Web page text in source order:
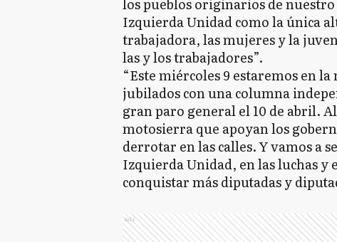
Izquierda Unidad como la única
trabajadora, las mujeres y la
las y los trabajadores”.
“Este miércoles 9 estaremos en
jubilados con una columna
gran paro general el 10 de abril.
motosierra que apoyan los
derrotar en las calles. Y vamos a
Izquierda Unidad, en las luchas y
conquistar más diputadas y
Ads